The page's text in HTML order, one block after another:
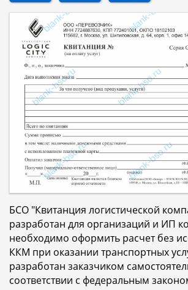
БСО "Квитанция логистической
разработан для организаций и ИП
необходимо оформить расчет без
ККМ при оказании транспортных
разработан заказчиком
соответствии с федеральным